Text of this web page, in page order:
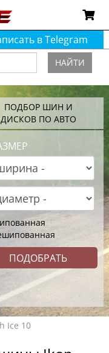
в Telegram
НАЙТИ
ПОДБОР ШИН И
ДИСКОВ ПО АВТО
Ice 10